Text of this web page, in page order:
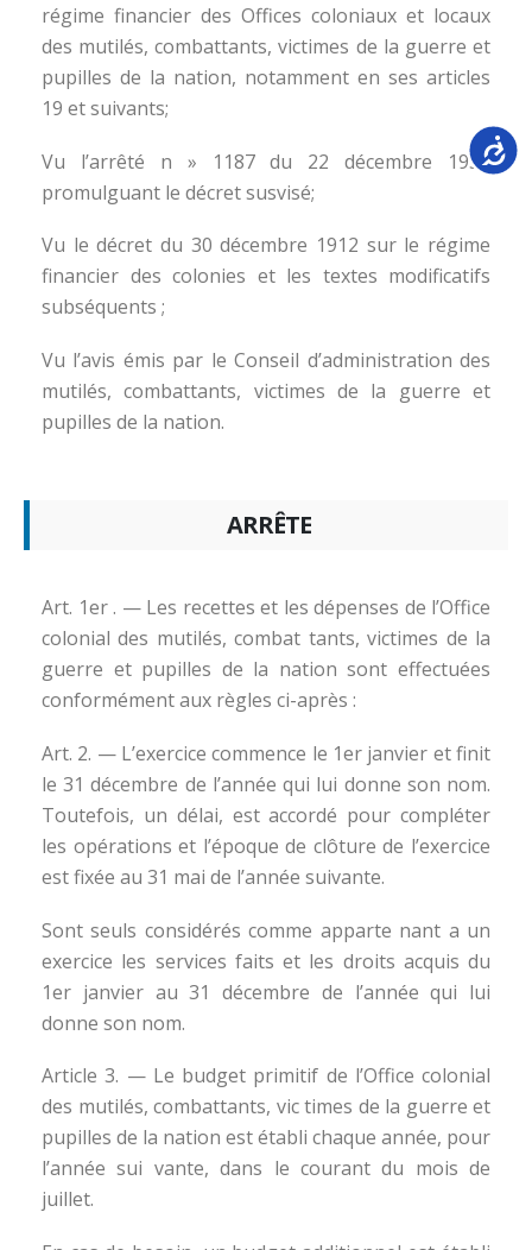
régime financier des Offices coloniaux et locaux
des mutilés, combattants, victimes de la guerre et
pupilles de la nation, notamment en ses articles
19 et suivants;
Vu l’arrêté n » 1187 du 22 décembre 1937
promulguant le décret susvisé;
Vu le décret du 30 décembre 1912 sur le régime
financier des colonies et les textes modificatifs
subséquents ;
Vu l’avis émis par le Conseil d’administration des
mutilés, combattants, victimes de la guerre et
pupilles de la nation.
ARRÊTE
Art. 1er . — Les recettes et les dépenses de l’Office
colonial des mutilés, combat tants, victimes de la
guerre et pupilles de la nation sont effectuées
conformément aux règles ci-après :
Art. 2. — L’exercice commence le 1er janvier et finit
le 31 décembre de l’année qui lui donne son nom.
Toutefois, un délai, est accordé pour compléter
les opérations et l’époque de clôture de l’exercice
est fixée au 31 mai de l’année suivante.
Sont seuls considérés comme apparte nant a un
exercice les services faits et les droits acquis du
1er janvier au 31 décembre de l’année qui lui
donne son nom.
Article 3. — Le budget primitif de l’Office colonial
des mutilés, combattants, vic times de la guerre et
pupilles de la nation est établi chaque année, pour
l’année sui vante, dans le courant du mois de
juillet.